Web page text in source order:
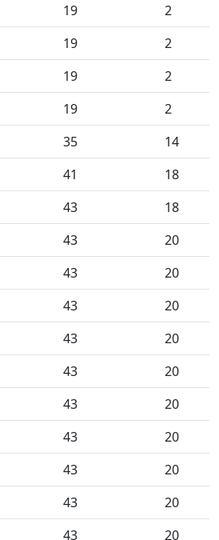
19
2
19
2
19
2
19
2
35
14
41
18
43
18
43
20
43
20
43
20
43
20
43
20
43
20
43
20
43
20
43
20
43 20